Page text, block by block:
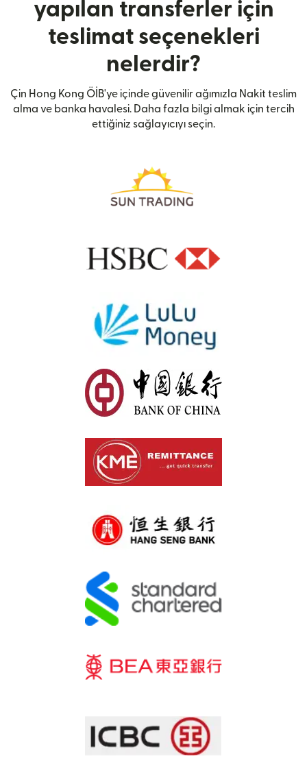
yapılan transferler için
teslimat seçenekleri
nelerdir?
Çin Hong Kong ÖİB'ye içinde güvenilir ağımızla Nakit teslim
alma ve banka havalesi. Daha fazla bilgi almak için tercih
ettiğiniz sağlayıcıyı seçin.